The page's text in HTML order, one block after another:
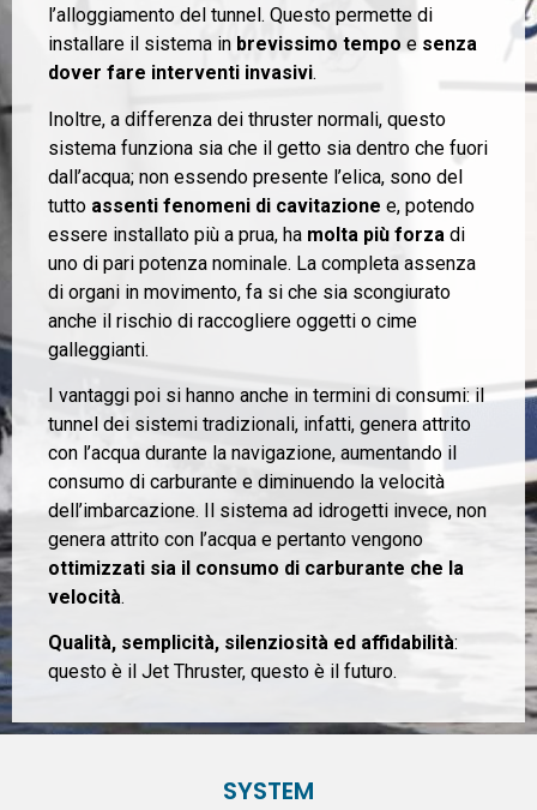
l’alloggiamento del tunnel. Questo permette di
installare il sistema in brevissimo tempo e senza
dover fare interventi invasivi.
Inoltre, a differenza dei thruster normali, questo
sistema funziona sia che il getto sia dentro che fuori
dall’acqua; non essendo presente l’elica, sono del
tutto assenti fenomeni di cavitazione e, potendo
essere installato più a prua, ha molta più forza di
uno di pari potenza nominale. La completa assenza
di organi in movimento, fa si che sia scongiurato
anche il rischio di raccogliere oggetti o cime
galleggianti.
I vantaggi poi si hanno anche in termini di consumi: il
tunnel dei sistemi tradizionali, infatti, genera attrito
con l’acqua durante la navigazione, aumentando il
consumo di carburante e diminuendo la velocità
dell’imbarcazione. Il sistema ad idrogetti invece, non
genera attrito con l’acqua e pertanto vengono
ottimizzati sia il consumo di carburante che la
velocità.
Qualità, semplicità, silenziosità ed affidabilità:
questo è il Jet Thruster, questo è il futuro.
SYSTEM